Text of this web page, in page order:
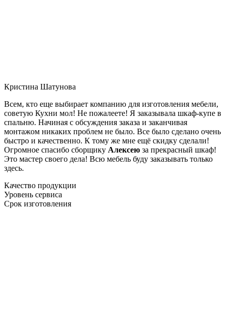
Кристина Шатунова
Всем, кто еще выбирает компанию для изготовления мебели,
советую Кухни мол! Не пожалеете! Я заказывала шкаф-купе в
спальню. Начиная с обсуждения заказа и заканчивая
монтажом никаких проблем не было. Все было сделано очень
быстро и качественно. К тому же мне ещё скидку сделали!
Огромное спасибо сборщику Алексею за прекрасный шкаф!
Это мастер своего дела! Всю мебель буду заказывать только
здесь.
Качество продукции
Уровень сервиса
Срок изготовления